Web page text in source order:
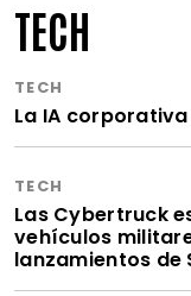
TECH
TECH
La IA
TECH
Las Cybertruck
vehículos
lanzamientos de